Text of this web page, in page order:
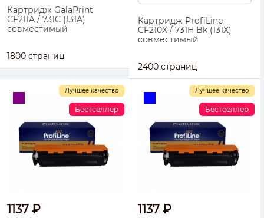
Картридж GalaPrint
CF211A / 731C (131A)
совместимый
1800 страниц
Картридж ProfiLine
CF210X / 731H Bk (131X)
совместимый
2400 страниц
Лучшее качество
1137 ₽
Бестселлер
Лучшее качество
1137 ₽
Бестселлер